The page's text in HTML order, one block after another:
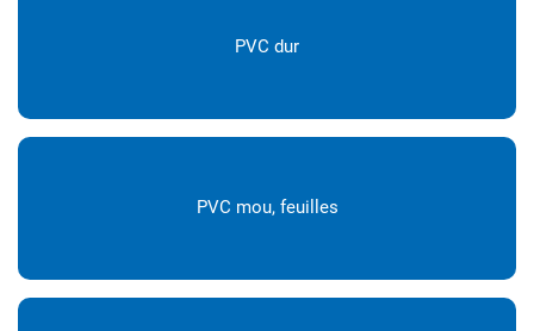
PVC dur
PVC mou, feuilles